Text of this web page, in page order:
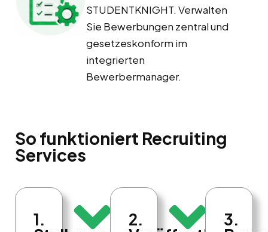
STUDENTKNIGHT. Verwalten
Sie Bewerbungen zentral und
gesetzeskonform im
integrierten
Bewerbermanager.
So funktioniert Recruiting
Services
1. 2. 3.